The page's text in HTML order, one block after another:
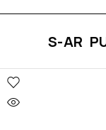
S-AR